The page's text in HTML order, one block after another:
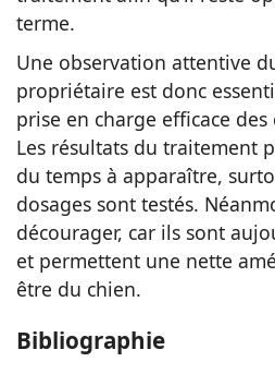
terme.
Une observation attentive
propriétaire est donc
prise en charge efficace des
Les résultats du traitement
du temps à apparaître,
dosages sont testés.
décourager, car ils sont
et permettent une nette
être du chien.
Bibliographie